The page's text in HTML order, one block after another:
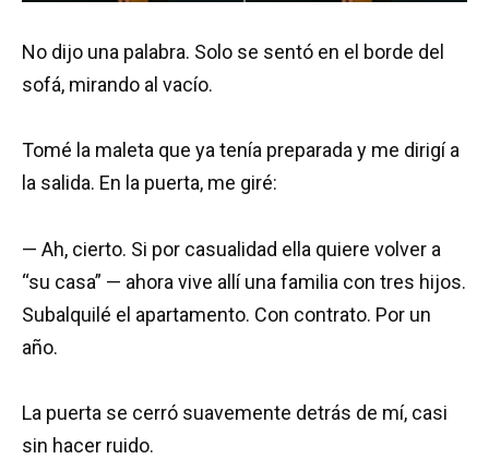
No dijo una palabra. Solo se sentó en el borde del
sofá, mirando al vacío.
Tomé la maleta que ya tenía preparada y me dirigí a
la salida. En la puerta, me giré:
— Ah, cierto. Si por casualidad ella quiere volver a
“su casa” — ahora vive allí una familia con tres hijos.
Subalquilé el apartamento. Con contrato. Por un
año.
La puerta se cerró suavemente detrás de mí, casi
sin hacer ruido.